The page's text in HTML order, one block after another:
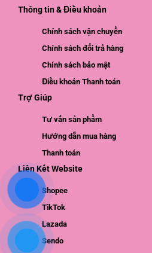
Thông tin & Điều khoản
Chính sách vận chuyển
Chính sách đổi trả hàng
Chính sách bảo mật
Điều khoản Thanh toán
Trợ Giúp
Tư vấn sản phẩm
Hướng dẫn mua hàng
Thanh toán
Liên Kết Website
Shopee
TikTok
Lazada
Sendo